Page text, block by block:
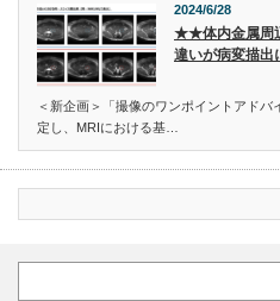
2024/6/28
★★体内金属周
違いが病変描出
＜新企画＞「撮像のワンポイントア
定し、MRIにおける基…